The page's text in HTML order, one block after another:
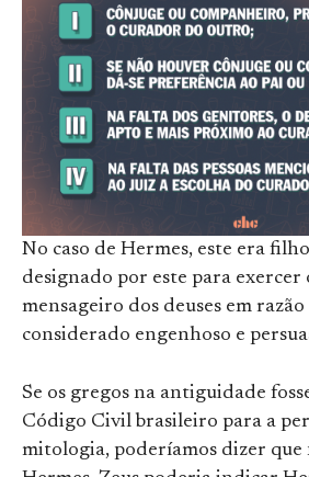
No caso de Hermes, este era
designado por este para exercer
mensageiro dos deuses em razão
considerado engenhoso e
Se os gregos na antiguidade
Código Civil brasileiro para a
mitologia, poderíamos dizer que